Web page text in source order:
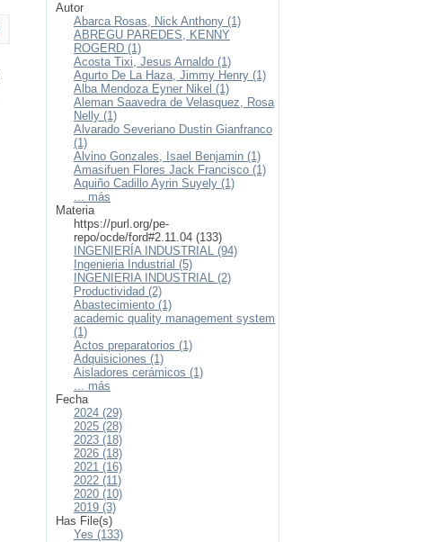
Autor
Abarca Rosas, Nick Anthony (1)
ABREGU PAREDES, KENNY
ROGERD (1)
Acosta Tixi, Jesus Arnaldo (1)
Agurto De La Haza, Jimmy Henry (1)
Alba Mendoza Eyner Nikel (1)
Aleman Saavedra de Velasquez, Rosa
Nelly (1)
Alvarado Severiano Dustin Gianfranco
(1)
Alvino Gonzales, Isael Benjamin (1)
Amasifuen Flores Jack Francisco (1)
Aquiño Cadillo Ayrin Suyely (1)
... más
Materia
https://purl.org/pe-
repo/ocde/ford#2.11.04 (133)
INGENIERÍA INDUSTRIAL (94)
Ingenieria Industrial (5)
INGENIERIA INDUSTRIAL (2)
Productividad (2)
Abastecimiento (1)
academic quality management system
(1)
Actos preparatorios (1)
Adquisiciones (1)
Aisladores cerámicos (1)
... más
Fecha
2024 (29)
2025 (28)
2023 (18)
2026 (18)
2021 (16)
2022 (11)
2020 (10)
2019 (3)
Has File(s)
Yes (133)